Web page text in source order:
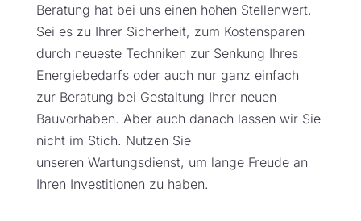
Beratung hat bei uns einen hohen Stellenwert.
Sei es zu Ihrer Sicherheit, zum Kostensparen
durch neueste Techniken zur Senkung Ihres
Energiebedarfs oder auch nur ganz einfach
zur Beratung bei Gestaltung Ihrer neuen
Bauvorhaben. Aber auch danach lassen wir Sie
nicht im Stich. Nutzen Sie
unseren Wartungsdienst, um lange Freude an
Ihren Investitionen zu haben.